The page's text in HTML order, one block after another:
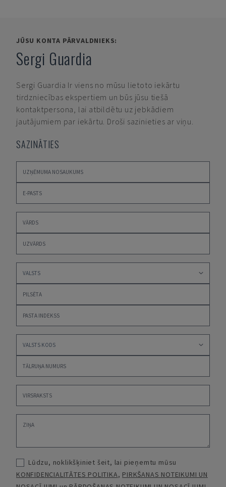
JŪSU KONTA PĀRVALDNIEKS:
Sergi Guardia
Sergi Guardia Ir viens no mūsu lietoto iekārtu
tirdzniecības ekspertiem un būs jūsu tiešā
kontaktpersona, lai atbildētu uz jebkādiem
jautājumiem par iekārtu. Droši sazinieties ar viņu.
SAZINĀTIES
Lūdzu, noklikšķiniet šeit, lai pieņemtu mūsu
KONFIDENCIALITĀTES POLITIKA, PIRKŠANAS NOTEIKUMI UN